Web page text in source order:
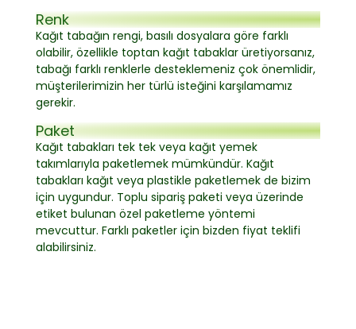
Renk
Kağıt tabağın rengi, basılı dosyalara göre farklı
olabilir, özellikle toptan kağıt tabaklar üretiyorsanız,
tabağı farklı renklerle desteklemeniz çok önemlidir,
müşterilerimizin her türlü isteğini karşılamamız
gerekir.
Paket
Kağıt tabakları tek tek veya kağıt yemek
takımlarıyla paketlemek mümkündür. Kağıt
tabakları kağıt veya plastikle paketlemek de bizim
için uygundur. Toplu sipariş paketi veya üzerinde
etiket bulunan özel paketleme yöntemi
mevcuttur. Farklı paketler için bizden fiyat teklifi
alabilirsiniz.